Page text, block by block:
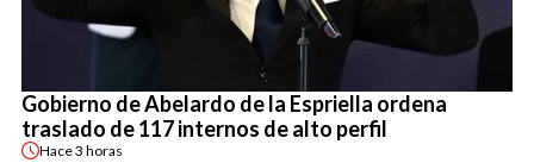
Gobierno de Abelardo de la Espriella ordena
traslado de 117 internos de alto perfil
Hace3 horas